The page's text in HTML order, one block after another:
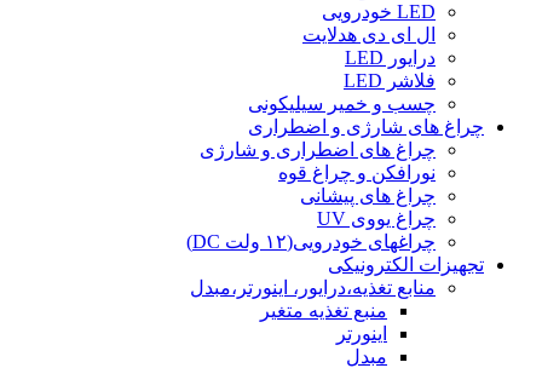
LED خودرویی
ال ای دی هدلایت
درایور LED
فلاشر LED
چسب و خمیر سیلیکونی
چراغ های شارژی و اضطراری
چراغ های اضطراری و شارژی
نورافکن و چراغ قوه
چراغ های پیشانی
چراغ یووی UV
چراغهای خودرویی(۱۲ ولت DC)
تجهیزات الکترونیکی
منابع تغذیه،درایور، اینورتر،مبدل
منبع تغذیه متغیر
اینورتر
مبدل